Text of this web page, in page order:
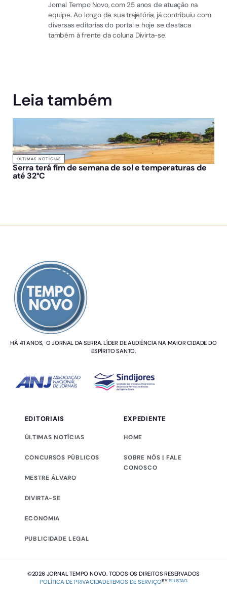
Jornal Tempo Novo, com 25 anos de atuação na
equipe. Ao longo de sua trajetória, já contribuiu com
diversas editorias do portal e hoje se destaca
também à frente da coluna Divirta-se.
Leia também
ÚLTIMAS NOTÍCIAS
Serra terá fim de semana de sol e temperaturas de
até 32°C
HÁ 41 ANOS, O JORNAL DA SERRA. LÍDER DE AUDIÊNCIA NA MAIOR CIDADE DO
ESPÍRITO SANTO.
EDITORIAIS
ÚLTIMAS NOTÍCIAS
CONCURSOS PÚBLICOS
MESTRE ÁLVARO
DIVIRTA-SE
ECONOMIA
PUBLICIDADE LEGAL
EXPEDIENTE
HOME
SOBRE NÓS | FALE
CONOSCO
©2026 JORNAL TEMPO NOVO. TODOS OS DIREITOS RESERVADOS
POLÍTICA DE PRIVACIDADETEMOS DE SERVIÇOBY:PLUSTAG